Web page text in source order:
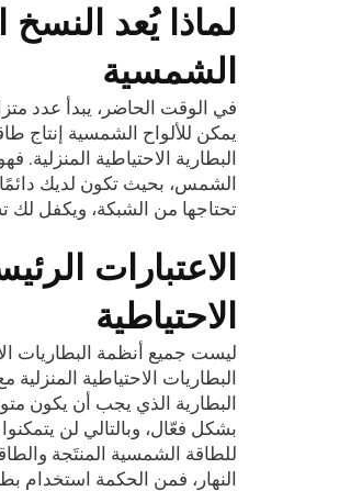
لماذا يُعد النسخ
الشمسية
في الوقت الحاضر، يبدأ عدد
يمكن للألواح الشمسية إنتاج
البطارية الاحتياطية
الشمس، بحيث تكون لديك
تحتاجها من الشبكة، ويكفل لك
الاعتبارات
الاحتياطية
ليست جميع أنظمة البطاريات
البطاريات الاحتياطية
البطارية الذي يجب أن يكون
بشكل فعّال، وبالتالي لن
للطاقة الشمسية المنتَجة
النهار، فمن الحكمة استخدام